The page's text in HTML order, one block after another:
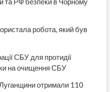
робота, який був
СБУ для протидії
на очищення СБУ
отримали 110